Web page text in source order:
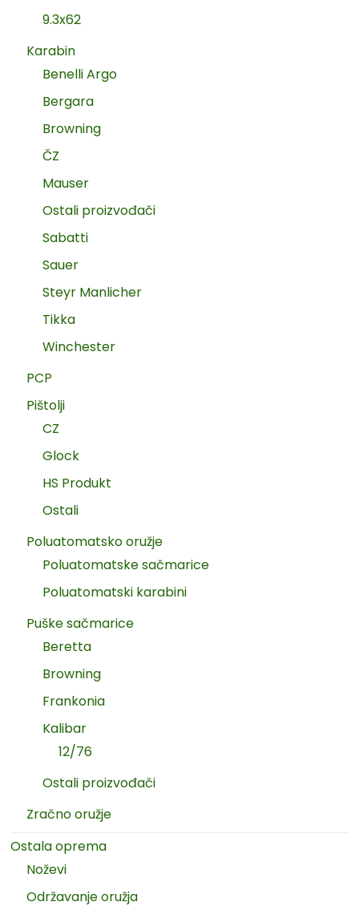
9.3x62
Karabin
Benelli Argo
Bergara
Browning
ČZ
Mauser
Ostali proizvođači
Sabatti
Sauer
Steyr Manlicher
Tikka
Winchester
PCP
Pištolji
CZ
Glock
HS Produkt
Ostali
Poluatomatsko oružje
Poluatomatske sačmarice
Poluatomatski karabini
Puške sačmarice
Beretta
Browning
Frankonia
Kalibar
12/76
Ostali proizvođači
Zračno oružje
Ostala oprema
Noževi
Održavanje oružja